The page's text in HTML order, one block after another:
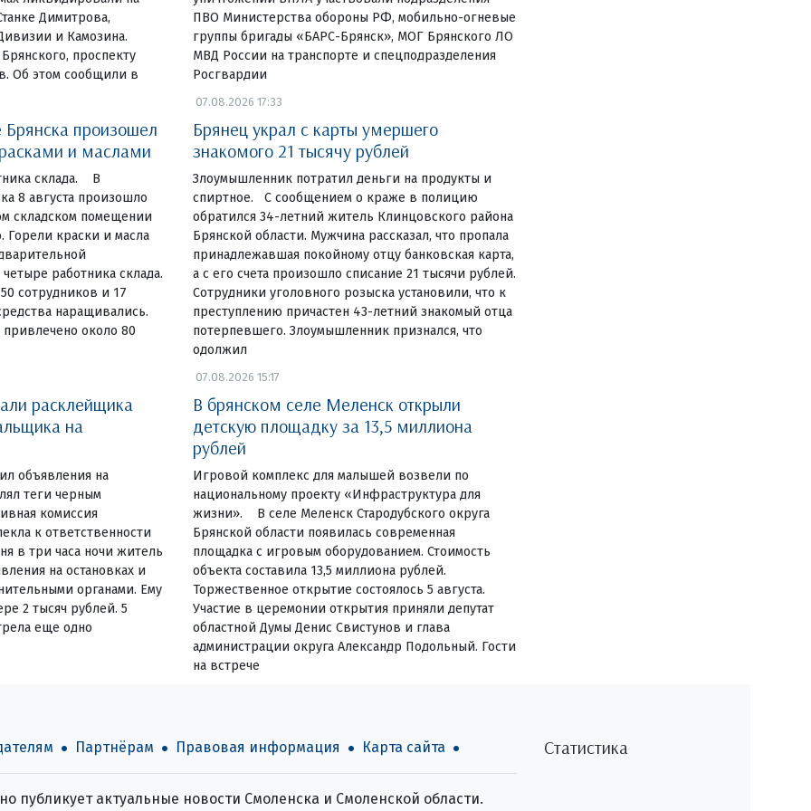
Димитрова,
и Камозина.
проспекту
Об этом сообщили в
ПВО Министерства обороны РФ, мобильно-огневые
группы бригады «БАРС-Брянск», МОГ Брянского ЛО
МВД России на транспорте и спецподразделения
Росгвардии
произошел
и маслами
склада. В
8 августа произошло
складском помещении
Горели краски и масла
работника склада.
сотрудников и 17
наращивались.
около 80
07.08.2026 17:33
Брянец украл с карты умершего
знакомого 21 тысячу рублей
Злоумышленник потратил деньги на продукты и
спиртное. С сообщением о краже в полицию
обратился 34-летний житель Клинцовского района
Брянской области. Мужчина рассказал, что пропала
принадлежавшая покойному отцу банковская карта,
а с его счета произошло списание 21 тысячи рублей.
Сотрудники уголовного розыска установили, что к
преступлению причастен 43-летний знакомый отца
потерпевшего. Злоумышленник признался, что
одолжил
расклейщика
на
объявления на
теги черным
комиссия
к ответственности
в три часа ночи житель
на остановках и
органами. Ему
2 тысяч рублей. 5
еще одно
07.08.2026 15:17
В брянском селе Меленск открыли
детскую площадку за 13,5 миллиона
рублей
Игровой комплекс для малышей возвели по
национальному проекту «Инфраструктура для
жизни». В селе Меленск Стародубского округа
Брянской области появилась современная
площадка с игровым оборудованием. Стоимость
объекта составила 13,5 миллиона рублей.
Торжественное открытие состоялось 5 августа.
Участие в церемонии открытия приняли депутат
областной Думы Денис Свистунов и глава
администрации округа Александр Подольный. Гости
на встрече
Партнёрам Правовая информация Карта сайта
публикует актуальные новости Смоленска и Смоленской области.
Статистика